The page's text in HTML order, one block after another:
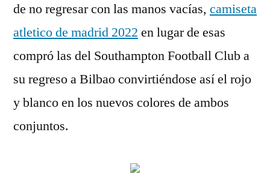
de no regresar con las manos vacías, camiseta
atletico de madrid 2022 en lugar de esas
compró las del Southampton Football Club a
su regreso a Bilbao convirtiéndose así el rojo
y blanco en los nuevos colores de ambos
conjuntos.